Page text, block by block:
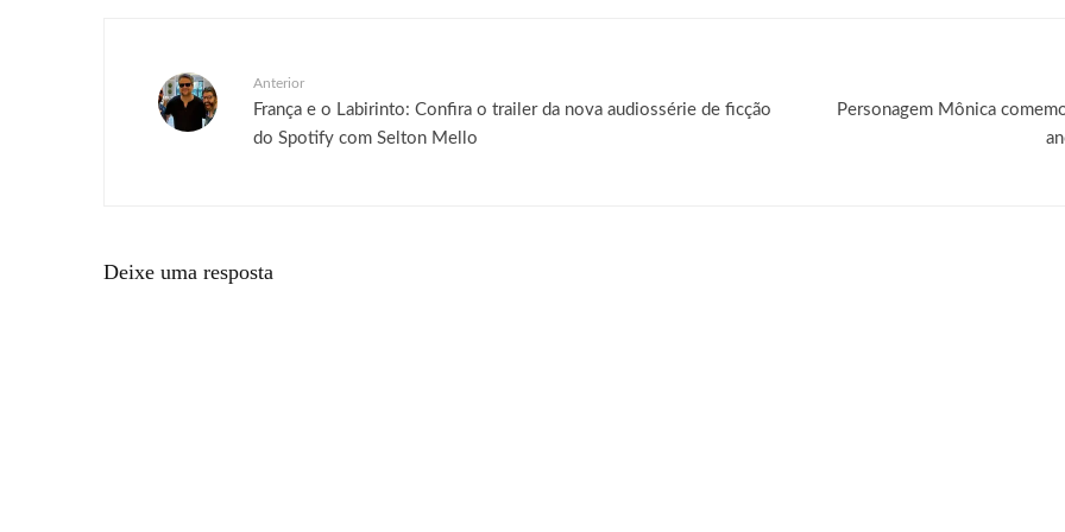
Anterior
França e o Labirinto: Confira o trailer da nova audiossérie de ficção
do Spotify com Selton Mello
Personagem Mônica
Deixe uma resposta